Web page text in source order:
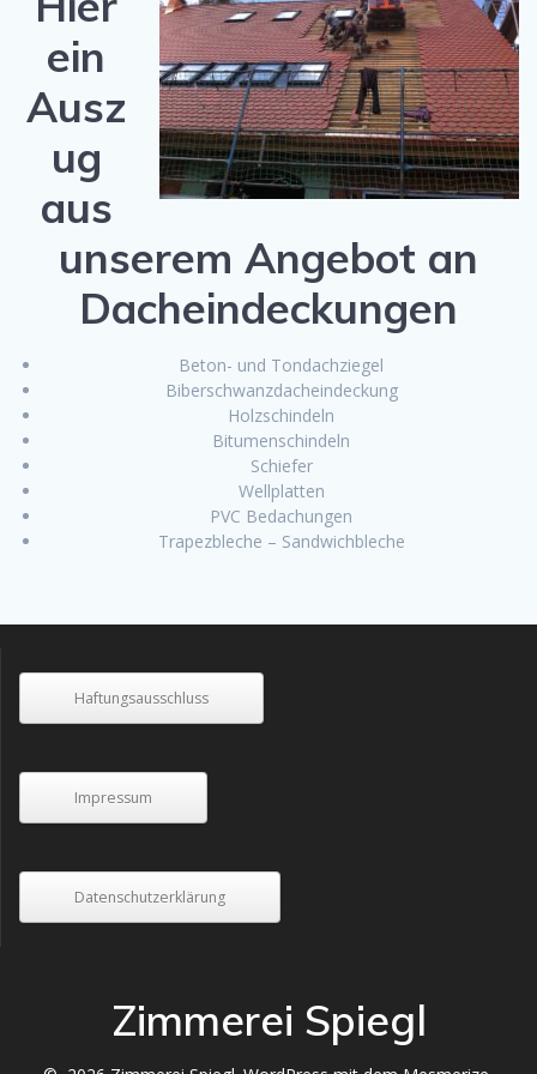
ein
Ausz
ug
aus
unserem Angebot an
Dacheindeckungen
Beton- und Tondachziegel
Biberschwanzdacheindeckung
Holzschindeln
Bitumenschindeln
Schiefer
Wellplatten
PVC Bedachungen
Trapezbleche – Sandwichbleche
Haftungsausschluss
Impressum
Datenschutzerklärung
Zimmerei Spiegl